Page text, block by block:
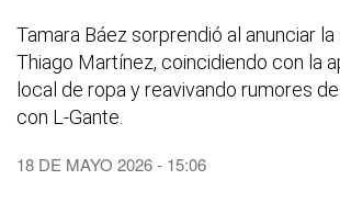
Tamara Báez sorprendió al anunciar
Thiago Martínez, coincidiendo con la
local de ropa y reavivando rumores
con L-Gante.
18 DE MAYO 2026 - 15:06